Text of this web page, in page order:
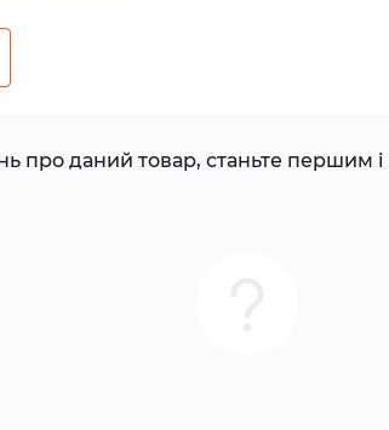
про даний товар, станьте першим і